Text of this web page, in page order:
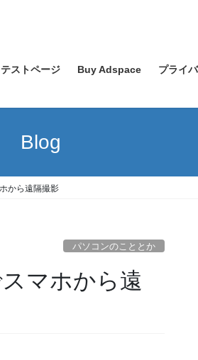
テストページ Buy Adspace プライ
Blog
から遠隔撮影
パソコンのこととか
マホから遠